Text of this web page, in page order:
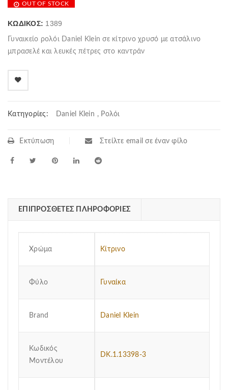
OUT OF STOCK
ΚΩΔΙΚΌΣ: 1389
Γυναικείο ρολόι Daniel Klein σε κίτρινο χρυσό με ατσάλινο
μπρασελέ και λευκές πέτρες στο καντράν
Κατηγορίες: Daniel Klein , Ρολόι
Εκτύπωση Στείλτε email σε έναν φίλο
ΕΠΙΠΡΌΣΘΕΤΕΣ ΠΛΗΡΟΦΟΡΊΕΣ
Χρώμα Κίτρινο
Φύλο Γυναίκα
Brand Daniel Klein
Κωδικός
Μοντέλου
DK.1.13398-3